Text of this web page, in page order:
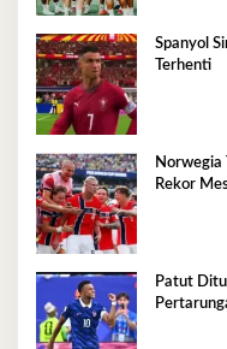
Spanyol
Terhenti
Norwegia
Rekor
Patut